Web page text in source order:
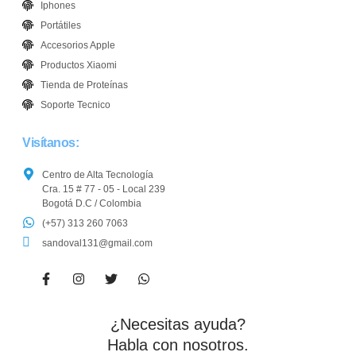
Iphones
Portátiles
Accesorios Apple
Productos Xiaomi
Tienda de Proteínas
Soporte Tecnico
Visítanos:
Centro de Alta Tecnología
Cra. 15 # 77 - 05 - Local 239
Bogotá D.C / Colombia
(+57) 313 260 7063
sandoval131@gmail.com
¿Necesitas ayuda?
Habla con nosotros.